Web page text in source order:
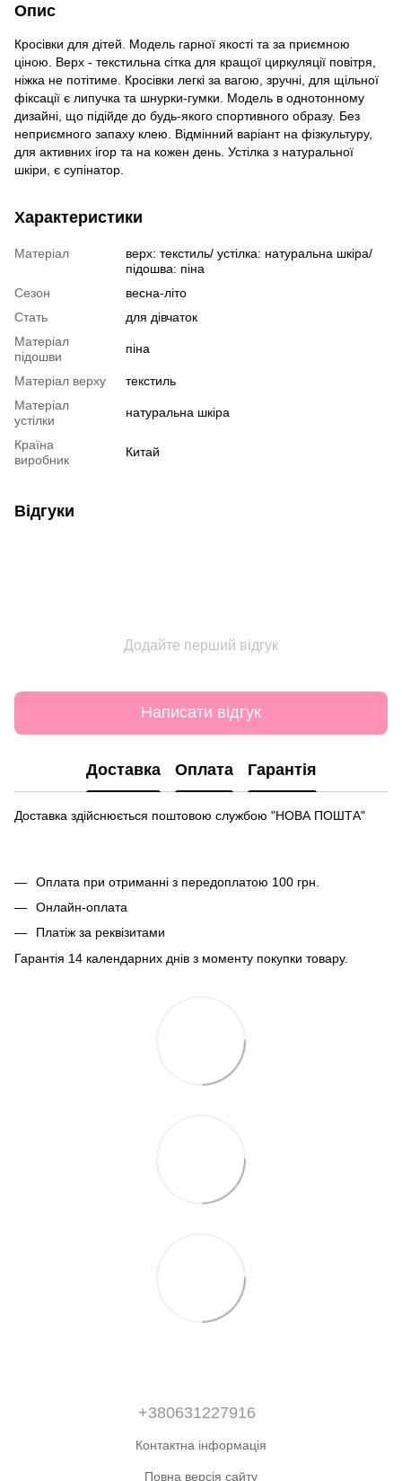
Опис
Кросівки для дітей. Модель гарної якості та за приємною
ціною. Верх - текстильна сітка для кращої циркуляції повітря,
ніжка не потітиме. Кросівки легкі за вагою, зручні, для щільної
фіксації є липучка та шнурки-гумки. Модель в однотонному
дизайні, що підійде до будь-якого спортивного образу. Без
неприємного запаху клею. Відмінний варіант на фізкультуру,
для активних ігор та на кожен день. Устілка з натуральної
шкіри, є супінатор.
Характеристики
Матеріал
верх: текстиль/ устілка: натуральна шкіра/
підошва: піна
Сезон
весна-літо
Стать
для дівчаток
Матеріал
підошви
піна
Матеріал верху
текстиль
Матеріал
устілки
натуральна шкіра
Країна
виробник
Китай
Відгуки
Додайте перший відгук
Написати відгук
Доставка Оплата Гарантія
Доставка здійснюється поштовою службою "НОВА ПОШТА"
Оплата при отриманні з передоплатою 100 грн.
Онлайн-оплата
Платіж за реквізитами
Гарантія 14 календарних днів з моменту покупки товару.
+380631227916
Контактна інформація
Повна версія сайту